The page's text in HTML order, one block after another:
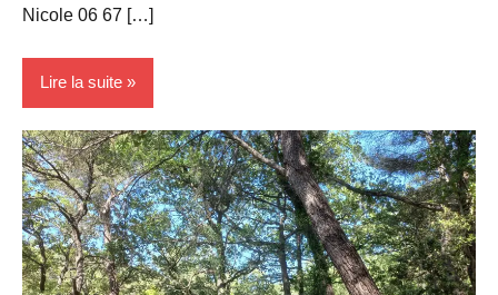
Nicole 06 67 […]
Lire la suite
Activité
Sportives
Blog
Randonnées